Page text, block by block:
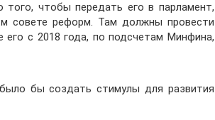
чтобы передать его в парламент,
совете реформ. Там должны провести
его с 2018 года, по подсчетам Минфина,
бы создать стимулы для развития